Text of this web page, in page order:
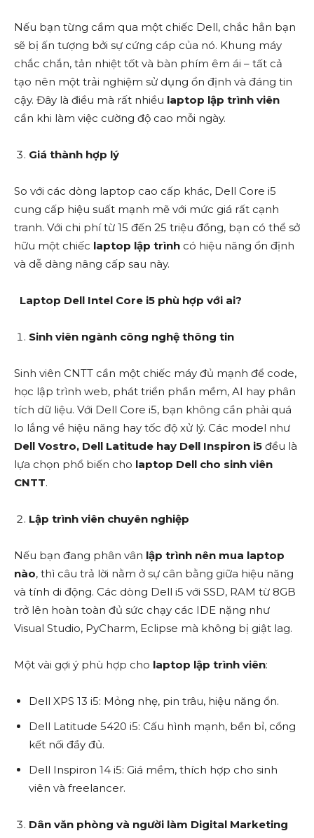
Nếu bạn từng cầm qua một chiếc Dell, chắc hẳn bạn
sẽ bị ấn tượng bởi sự cứng cáp của nó. Khung máy
chắc chắn, tản nhiệt tốt và bàn phím êm ái – tất cả
tạo nên một trải nghiệm sử dụng ổn định và đáng tin
cậy. Đây là điều mà rất nhiều laptop lập trình viên
cần khi làm việc cường độ cao mỗi ngày.
Giá thành hợp lý
So với các dòng laptop cao cấp khác, Dell Core i5
cung cấp hiệu suất mạnh mẽ với mức giá rất cạnh
tranh. Với chi phí từ 15 đến 25 triệu đồng, bạn có thể sở
hữu một chiếc laptop lập trình có hiệu năng ổn định
và dễ dàng nâng cấp sau này.
Laptop Dell Intel Core i5 phù hợp với ai?
Sinh viên ngành công nghệ thông tin
Sinh viên CNTT cần một chiếc máy đủ mạnh để code,
học lập trình web, phát triển phần mềm, AI hay phân
tích dữ liệu. Với Dell Core i5, bạn không cần phải quá
lo lắng về hiệu năng hay tốc độ xử lý. Các model như
Dell Vostro, Dell Latitude hay Dell Inspiron i5 đều là
lựa chọn phổ biến cho laptop Dell cho sinh viên
CNTT.
Lập trình viên chuyên nghiệp
Nếu bạn đang phân vân lập trình nên mua laptop
nào, thì câu trả lời nằm ở sự cân bằng giữa hiệu năng
và tính di động. Các dòng Dell i5 với SSD, RAM từ 8GB
trở lên hoàn toàn đủ sức chạy các IDE nặng như
Visual Studio, PyCharm, Eclipse mà không bị giật lag.
Một vài gợi ý phù hợp cho laptop lập trình viên:
Dell XPS 13 i5: Mỏng nhẹ, pin trâu, hiệu năng ổn.
Dell Latitude 5420 i5: Cấu hình mạnh, bền bỉ, cổng
kết nối đầy đủ.
Dell Inspiron 14 i5: Giá mềm, thích hợp cho sinh
viên và freelancer.
Dân văn phòng và người làm Digital Marketing